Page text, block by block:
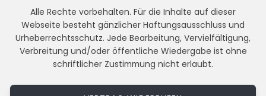
Alle Rechte vorbehalten. Für die Inhalte auf dieser
Webseite besteht gänzlicher Haftungsausschluss und
Urheberrechtsschutz. Jede Bearbeitung, Vervielfältigung,
Verbreitung und/oder öffentliche Wiedergabe ist ohne
schriftlicher Zustimmung nicht erlaubt.